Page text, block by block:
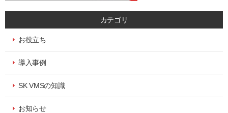
カテゴリ
お役立ち
導入事例
SK VMSの知識
お知らせ